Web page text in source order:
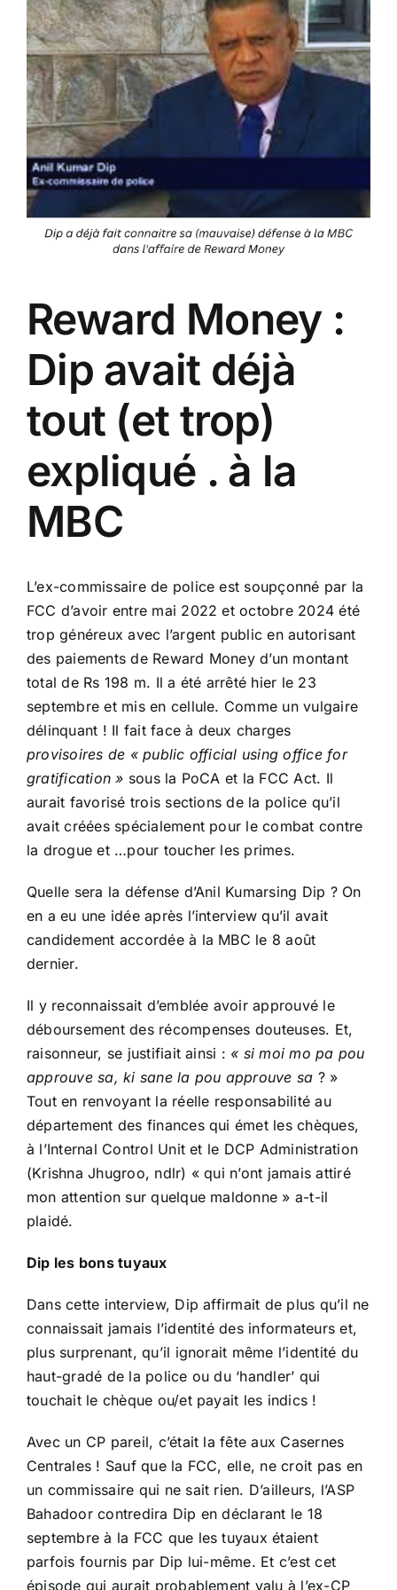
Reward Money :
Dip avait déjà
tout (et trop)
expliqué . à la
MBC
L’ex-commissaire de police est soupçonné par la
FCC d’avoir entre mai 2022 et octobre 2024 été
trop généreux avec l’argent public en autorisant
des paiements de Reward Money d’un montant
total de Rs 198 m. Il a été arrêté hier le 23
septembre et mis en cellule. Comme un vulgaire
délinquant ! Il fait face à deux charges
provisoires de « public official using office for
gratification » sous la PoCA et la FCC Act. Il
aurait favorisé trois sections de la police qu’il
avait créées spécialement pour le combat contre
la drogue et …pour toucher les primes.
Quelle sera la défense d’Anil Kumarsing Dip ? On
en a eu une idée après l’interview qu’il avait
candidement accordée à la MBC le 8 août
dernier.
Il y reconnaissait d’emblée avoir approuvé le
déboursement des récompenses douteuses. Et,
raisonneur, se justifiait ainsi : « si moi mo pa pou
approuve sa, ki sane la pou approuve sa ? »
Tout en renvoyant la réelle responsabilité au
département des finances qui émet les chèques,
à l’Internal Control Unit et le DCP Administration
(Krishna Jhugroo, ndlr) « qui n’ont jamais attiré
mon attention sur quelque maldonne » a-t-il
plaidé.
Dip les bons tuyaux
Dans cette interview, Dip affirmait de plus qu’il ne
connaissait jamais l’identité des informateurs et,
plus surprenant, qu’il ignorait même l’identité du
haut-gradé de la police ou du ‘handler’ qui
touchait le chèque ou/et payait les indics !
Avec un CP pareil, c’était la fête aux Casernes
Centrales ! Sauf que la FCC, elle, ne croit pas en
un commissaire qui ne sait rien. D’ailleurs, l’ASP
Bahadoor contredira Dip en déclarant le 18
septembre à la FCC que les tuyaux étaient
parfois fournis par Dip lui-même. Et c’est cet
épisode qui aurait probablement valu à l’ex-CP